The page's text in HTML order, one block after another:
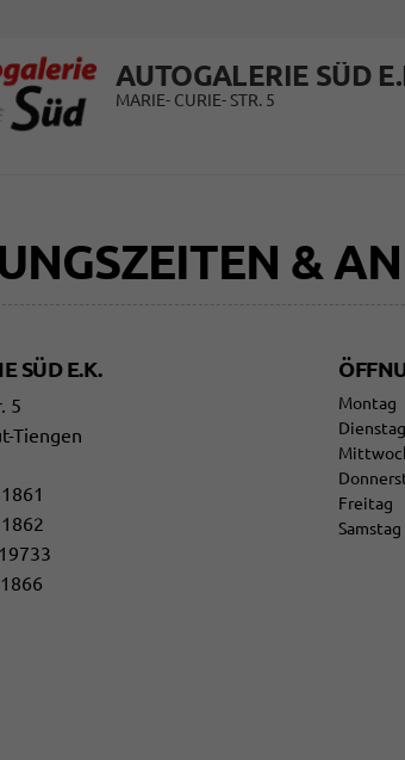
AUTOGALERIE SÜD
MARIE- CURIE- STR. 5
&
SÜD E.K.
5
Tiengen
Montag
Dienstag
Freitag
Samstag